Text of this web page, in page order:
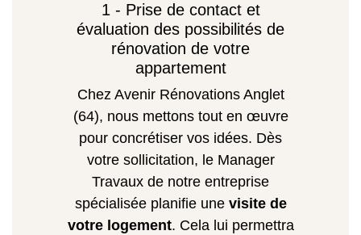
1 - Prise de contact et
évaluation des possibilités de
rénovation de votre
appartement
Chez Avenir Rénovations Anglet
(64), nous mettons tout en œuvre
pour concrétiser vos idées. Dès
votre sollicitation, le Manager
Travaux de notre entreprise
spécialisée planifie une visite de
votre logement. Cela lui permettra